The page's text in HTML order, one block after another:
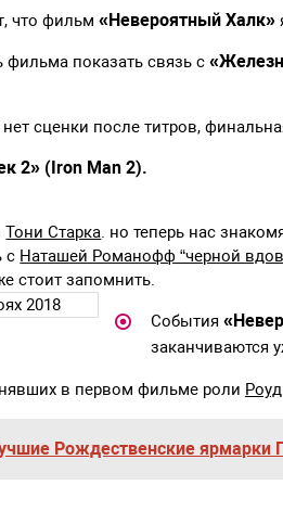
что фильм «Невероятный Халк»
фильма показать связь с
сценки после титров,
2» (Iron Man 2).
Тони Старка. но теперь нас
с Наташей Романофф “черной
стоит запомнить.
События
заканчиваются
в первом фильме роли
Рождественские ярмарки